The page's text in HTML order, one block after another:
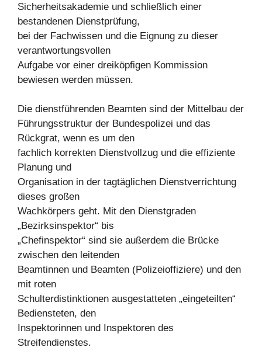
Sicherheitsakademie und schließlich einer
bestandenen Dienstprüfung,
bei der Fachwissen und die Eignung zu dieser
verantwortungsvollen
Aufgabe vor einer dreiköpfigen Kommission
bewiesen werden müssen.
Die dienstführenden Beamten sind der Mittelbau der
Führungsstruktur der Bundespolizei und das
Rückgrat, wenn es um den
fachlich korrekten Dienstvollzug und die effiziente
Planung und
Organisation in der tagtäglichen Dienstverrichtung
dieses großen
Wachkörpers geht. Mit den Dienstgraden
„Bezirksinspektor“ bis
„Chefinspektor“ sind sie außerdem die Brücke
zwischen den leitenden
Beamtinnen und Beamten (Polizeioffiziere) und den
mit roten
Schulterdistinktionen ausgestatteten „eingeteilten“
Bediensteten, den
Inspektorinnen und Inspektoren des
Streifendienstes.